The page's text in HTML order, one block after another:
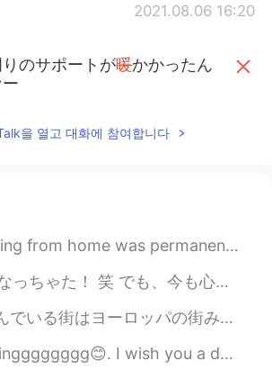
2021.08.06 16:20
のサポートが暖かかったん
ー
をきっかけにNIKE
り たみたい。
을 열고 대화에 참여합니다
permanent. I love working from home too much. 😁 The best thing about...
😍 今日考えたよりめっちゃ良い誕生日だった 😍 天気もめっちゃ良い！❤ 毎日gパンとtシャツ着てるけど、今日ワンピース着てたから...
散歩することにしています。毎朝、4キロ散歩しますが、走ることもあります。2年間家で働いてるので運動はとっても大切になりました。前に運...
you a day full of happy thoughts and sunny smiles ! Wherever you are...